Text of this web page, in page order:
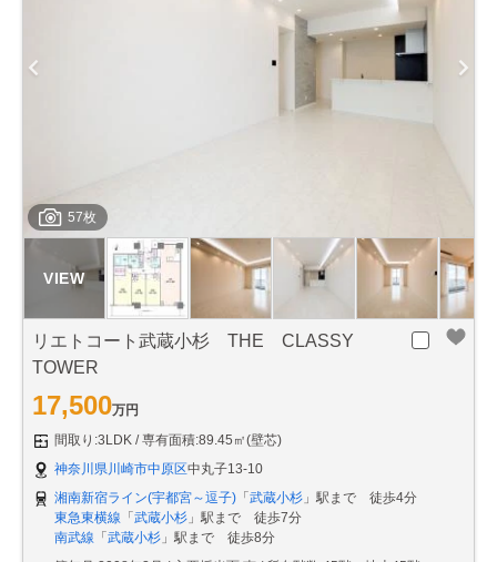
57枚
リエトコート武蔵小杉 THE CLASSY
TOWER
17,500万円
間取り:3LDK
専有面積:89.45㎡(壁芯)
神奈川県川崎市中原区中丸子13-10
湘南新宿ライン(宇都宮～逗子) 「 武蔵小杉 」駅まで 徒歩4分
東急東横線 「 武蔵小杉 」駅まで 徒歩7分
南武線 「 武蔵小杉 」駅まで 徒歩8分